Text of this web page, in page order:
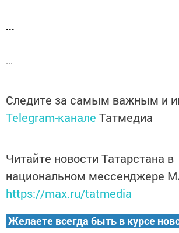
...
...
Следите за самым важным и
Telegram-канале Татмедиа
Читайте новости Татарстана в
национальном мессенджере
https://max.ru/tatmedia
Желаете всегда быть в курсе